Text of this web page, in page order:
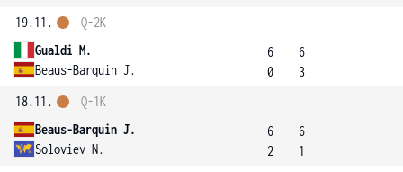
19.11.
Gualdi M.
Beaus-Barquin J.
Q-2K
6
0
6
3
18.11.
Beaus-Barquin J.
Soloviev N.
Q-1K
6
2
6
1